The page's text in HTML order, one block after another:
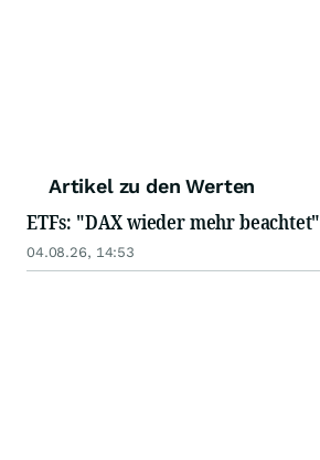
Artikel zu den Werten
ETFs: "DAX wieder mehr beachtet"
04.08.26, 14:53